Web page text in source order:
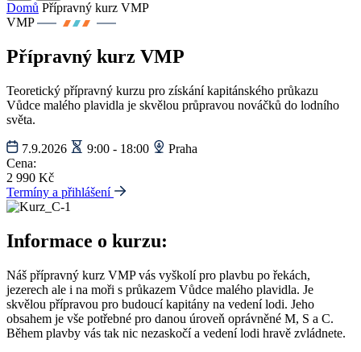
Domů Přípravný kurz VMP
VMP
Přípravný kurz VMP
Teoretický přípravný kurzu pro získání kapitánského průkazu
Vůdce malého plavidla je skvělou průpravou nováčků do lodního
světa.
7.9.2026 9:00 - 18:00
Praha
Cena:
2 990 Kč
Termíny a přihlášení
Informace o kurzu:
Náš přípravný kurz VMP vás vyškolí pro plavbu po řekách,
jezerech ale i na moři s průkazem Vůdce malého plavidla. Je
skvělou přípravou pro budoucí kapitány na vedení lodi. Jeho
obsahem je vše potřebné pro danou úroveň oprávněné M, S a C.
Během plavby vás tak nic nezaskočí a vedení lodi hravě zvládnete.